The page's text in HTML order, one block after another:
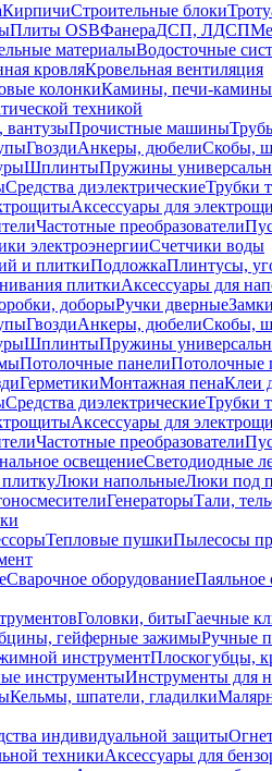
КирпичиСтроительные блоки
Плиты OSBФанераДСП, ЛДСП
материалыВодосточные
кровляКровельная вентиляция
колонкиКамины, печи-камины
техникой
вантузыПрочистные машины
ГвоздиАнкеры, дюбелиСкобы,
ШплинтыПружины
Средства диэлектрическиеТрубки
Аксессуары для
Частотные преобразователи
электроэнергииСчетчики воды
и плиткиПодложкаПлинтусы,
плиткиАксессуары для
доборыРучки дверные
ГвоздиАнкеры, дюбелиСкобы,
ШплинтыПружины
Потолочные панелиПотолочные
ГерметикиМонтажная пенаКлеи
Средства диэлектрическиеТрубки
Аксессуары для
Частотные преобразователи
освещениеСветодиодные
Люки напольныеЛюки под
ГенераторыТали,
Тепловые пушкиПылесосы
Сварочное оборудованиеПаяльное
Головки, битыГаечные
гейферные зажимыРучные
инструментПлоскогубцы,
инструментыИнструменты для
Кельмы, шпатели, гладилки
индивидуальной защиты
техникиАксессуары для